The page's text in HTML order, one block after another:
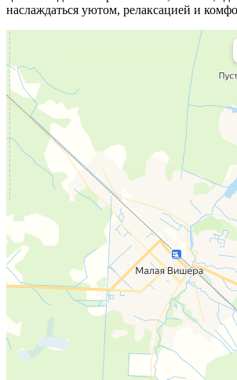
наслаждаться уютом, релаксацией и